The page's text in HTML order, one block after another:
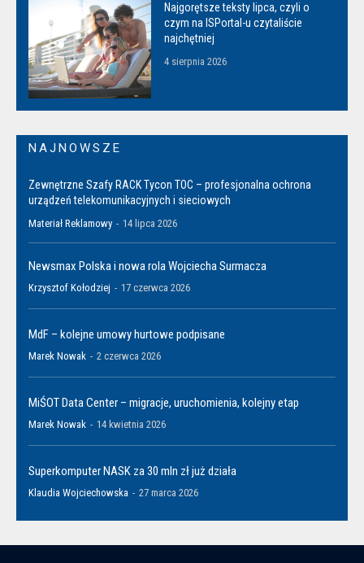
Najgorętsze teksty lipca, czyli o
czym na ISPortal-u czytaliście
najchętniej
4 sierpnia 2026
NAJNOWSZE
Zewnętrzne Szafy RACK Tycon TOC – profesjonalna ochrona
urządzeń telekomunikacyjnych i sieciowych
Materiał Reklamowy - 14 lipca 2026
Newsmax Polska i nowa rola Wojciecha Surmacza
Krzysztof Kołodziej - 17 czerwca 2026
MdF – kolejne umowy hurtowe podpisane
Marek Nowak - 2 czerwca 2026
MiŚOT Data Center – migracje, uruchomienia, kolejny etap
Marek Nowak - 14 kwietnia 2026
Superkomputer NASK za 30 mln zł już działa
Klaudia Wojciechowska - 27 marca 2026